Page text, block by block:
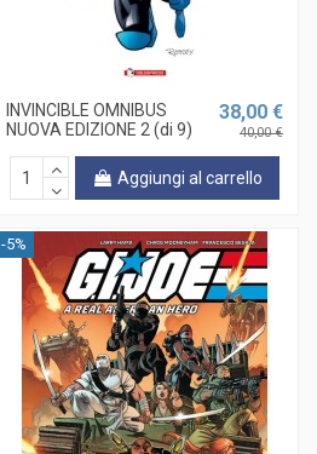
INVINCIBLE OMNIBUS
NUOVA EDIZIONE 2 (di 9)
38,00 €
40,00 €
Aggiungi al carrello
-5%